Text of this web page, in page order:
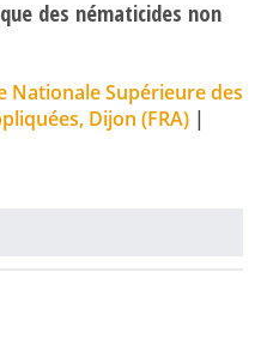
des nématicides non
Nationale Supérieure des
Dijon (FRA) |